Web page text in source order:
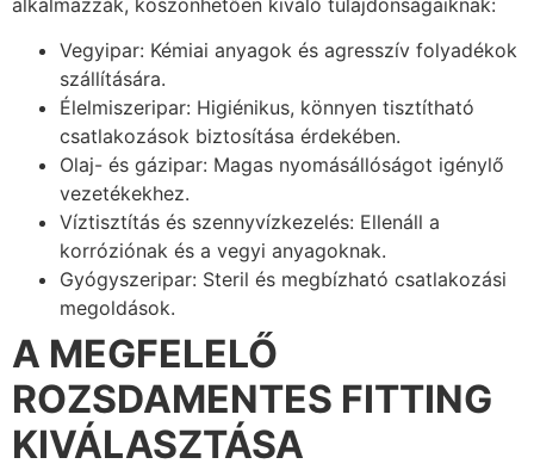
Vegyipar: Kémiai anyagok és agresszív folyadékok
szállítására.
Élelmiszeripar: Higiénikus, könnyen tisztítható
csatlakozások biztosítása érdekében.
Olaj- és gázipar: Magas nyomásállóságot igénylő
vezetékekhez.
Víztisztítás és szennyvízkezelés: Ellenáll a
korróziónak és a vegyi anyagoknak.
Gyógyszeripar: Steril és megbízható csatlakozási
megoldások.
A MEGFELELŐ
ROZSDAMENTES FITTING
KIVÁLASZTÁSA